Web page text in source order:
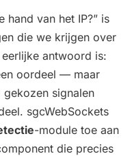
hand van het IP?” is
die we krijgen over
antwoord is:
oordeel — maar
signalen
sgcWebSockets
-module toe aan
die precies